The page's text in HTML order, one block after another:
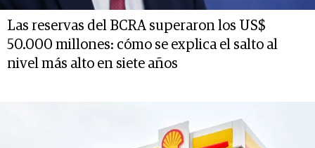
Las reservas del BCRA superaron los US$
50.000 millones: cómo se explica el salto al
nivel más alto en siete años